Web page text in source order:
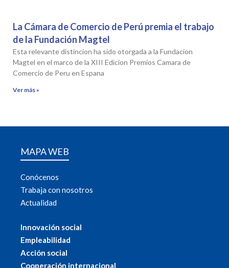
La Cámara de Comercio de Perú premia el trabajo
de la Fundación Magtel
Esta relevante distincion ha sido otorgada a la Fundacion
Magtel en el marco de la XIII Edicion Premios Camara de
Comercio de Peru en Espana
Ver más »
MAPA WEB
Conócenos
Trabaja con nosotros
Actualidad
Innovación social
Empleabilidad
Acción social
Cooperación internacional